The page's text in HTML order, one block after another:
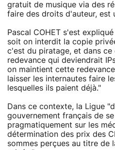
gratuit de musique via des
faire des droits d'auteur, est
Pascal COHET s'est
soit on interdit la copie
c'est du piratage, et dans
redevance qui deviendrait
on maintient cette
laisser les internautes faire
lesquelles ils paient déjà."
Dans ce contexte, la Ligue
gouvernement français de
pragmatiquement sur les
détermination des prix des
sommes perçues au titre de